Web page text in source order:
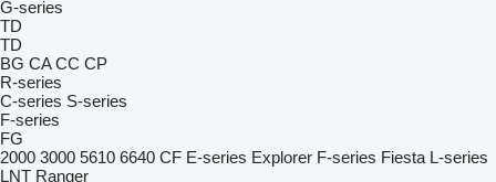
G-series
TD
TD
BG CA CC CP
R-series
C-series S-series
F-series
FG
2000 3000 5610 6640 CF E-series Explorer F-series Fiesta L-series
LNT Ranger